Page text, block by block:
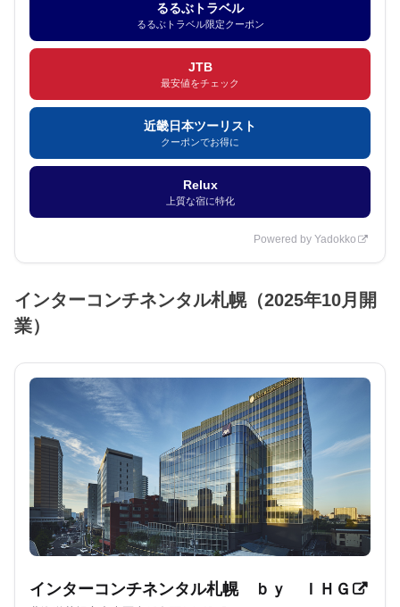
るるぶトラベル
るるぶトラベル限定クーポン
JTB
最安値をチェック
近畿日本ツーリスト
クーポンでお得に
Relux
上質な宿に特化
Powered by Yadokko
インターコンチネンタル札幌（2025年10月開
業）
インターコンチネンタル札幌 ｂｙ ＩＨＧ